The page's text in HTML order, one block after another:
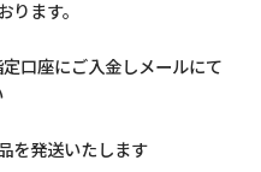
ます。
口座にご入金しメールにて
を発送いたします